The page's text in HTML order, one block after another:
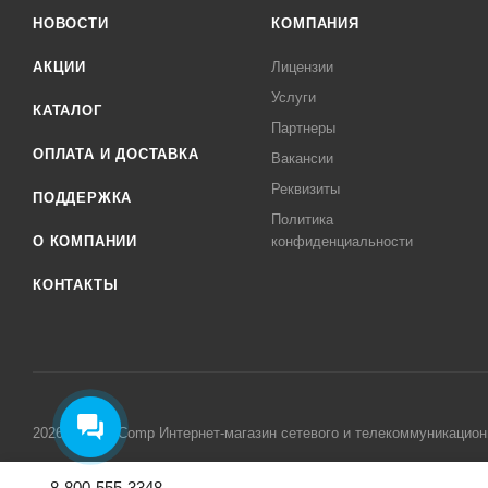
НОВОСТИ
АКЦИИ
КАТАЛОГ
ОПЛАТА И ДОСТАВКА
ПОДДЕРЖКА
О КОМПАНИИ
КОНТАКТЫ
КОМПАНИЯ
Лицензии
Услуги
Партнеры
Вакансии
Реквизиты
Политика
конфиденциальности
2026 © MikroComp Интернет-магазин сетевого и